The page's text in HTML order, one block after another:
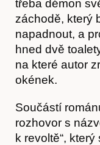
třeba démon
záchodě, který
napadnout, a
hned dvě
na které autor
okének.
Součástí
rozhovor s
k revoltě“,